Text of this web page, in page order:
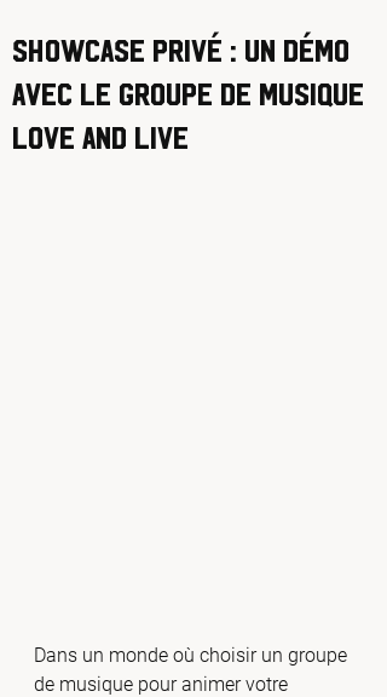
Showcase privé : un démo
avec le groupe de musique
Love and Live
Dans un monde où choisir un groupe
de musique pour animer votre